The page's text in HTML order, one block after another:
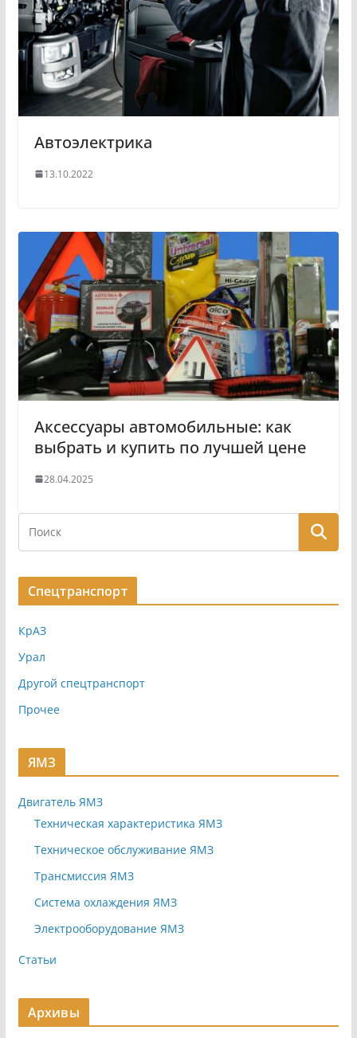
Автоэлектрика
13.10.2022
Аксессуары автомобильные: как
выбрать и купить по лучшей цене
28.04.2025
Спецтранспорт
КрАЗ
Урал
Другой спецтранспорт
Прочее
ЯМЗ
Двигатель ЯМЗ
Техническая характеристика ЯМЗ
Техническое обслуживание ЯМЗ
Трансмиссия ЯМЗ
Система охлаждения ЯМЗ
Электрооборудование ЯМЗ
Статьи
Архивы